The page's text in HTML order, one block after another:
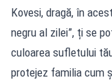
Kovesi, dragă, în
negru al zilei”, ți se
culoarea sufletului
protejez familia cum